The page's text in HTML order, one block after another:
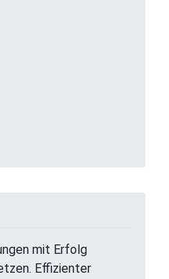
mit Erfolg
Effizienter